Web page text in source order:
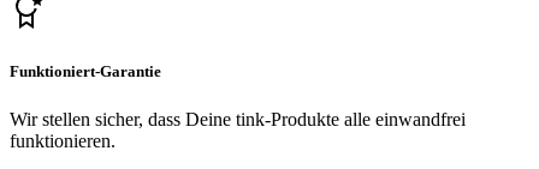
Funktioniert-Garantie
Wir stellen sicher, dass Deine tink-Produkte alle einwandfrei
funktionieren.